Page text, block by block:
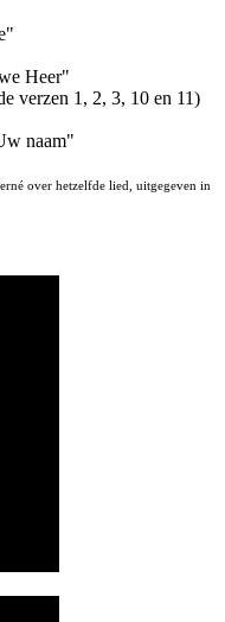
Heer"
verzen 1, 2, 3, 10 en 11)
naam"
over hetzelfde lied, uitgegeven in